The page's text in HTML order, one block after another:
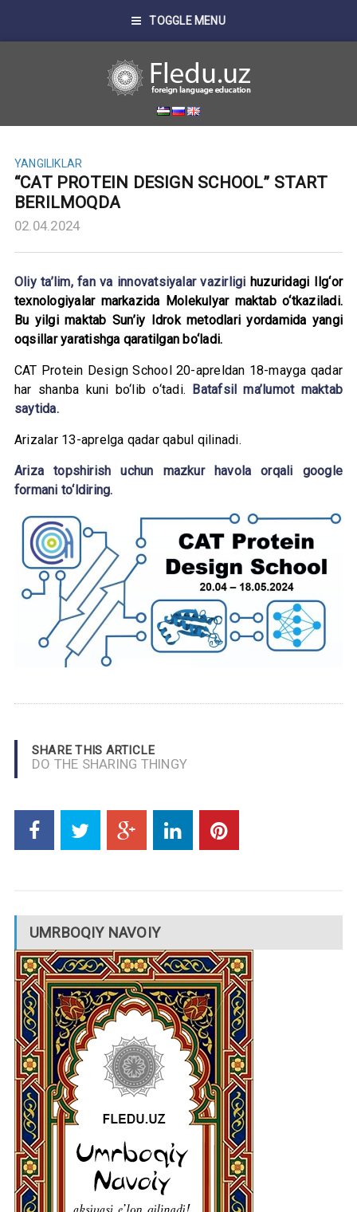
TOGGLE MENU
YANGILIKLAR
“CAT PROTEIN DESIGN SCHOOL” START
BERILMOQDA
02.04.2024
Oliy ta’lim, fan va innovatsiyalar vazirligi huzuridagi Ilg‘or
texnologiyalar markazida Molekulyar maktab o‘tkaziladi.
Bu yilgi maktab Sun’iy Idrok metodlari yordamida yangi
oqsillar yaratishga qaratilgan bo‘ladi.
CAT Protein Design School 20-apreldan 18-mayga qadar
har shanba kuni bo‘lib o‘tadi. Batafsil ma’lumot maktab
saytida.
Arizalar 13-aprelga qadar qabul qilinadi.
Ariza topshirish uchun mazkur havola orqali google
formani to‘ldiring.
SHARE THIS ARTICLE
DO THE SHARING THINGY
UMRBOQIY NAVOIY